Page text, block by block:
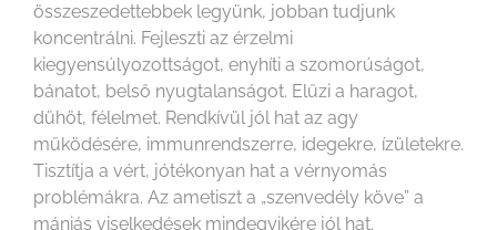
összeszedettebbek legyünk, jobban tudjunk
koncentrálni. Fejleszti az érzelmi
kiegyensúlyozottságot, enyhíti a szomorúságot,
bánatot, belső nyugtalanságot. Elűzi a haragot,
dühöt, félelmet. Rendkívül jól hat az agy
működésére, immunrendszerre, idegekre, ízületekre.
Tisztítja a vért, jótékonyan hat a vérnyomás
problémákra. Az ametiszt a „szenvedély köve” a
mániás viselkedések mindegyikére jól hat.